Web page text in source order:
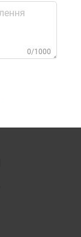
0/1000